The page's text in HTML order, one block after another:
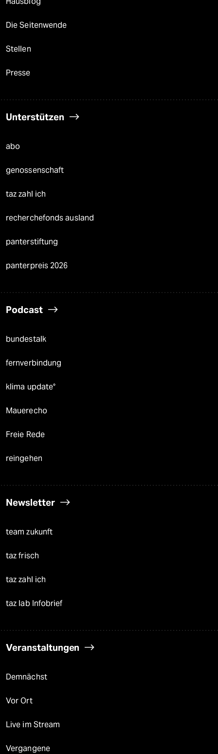
Die Seitenwende
Stellen
Presse
Unterstützen
abo
genossenschaft
taz zahl ich
recherchefonds ausland
panterstiftung
panterpreis 2026
Podcast
bundestalk
fernverbindung
klima update°
Mauerecho
Freie Rede
reingehen
Newsletter
team zukunft
taz frisch
taz zahl ich
taz lab Infobrief
Veranstaltungen
Demnächst
Vor Ort
Live im Stream
Vergangene